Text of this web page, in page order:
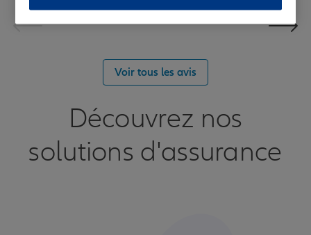
Voir tous les avis
Découvrez nos
solutions d'assurance